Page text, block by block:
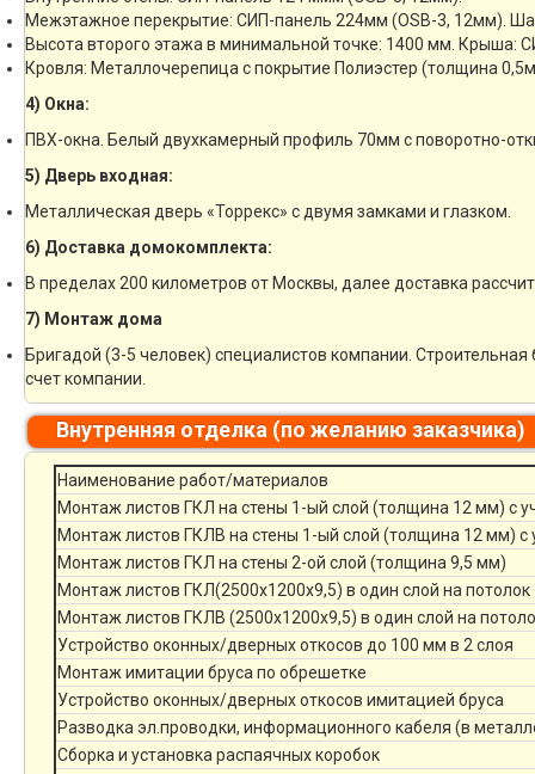
Межэтажное перекрытие: СИП-панель 224мм (OSB-3, 12мм).
Высота второго этажа в минимальной точке: 1400 мм. Крыша:
Кровля: Металлочерепица с покрытие Полиэстер (толщина
4) Окна:
ПВХ-окна. Белый двухкамерный профиль 70мм с поворотно-
5) Дверь входная:
Металлическая дверь «Торрекс» с двумя замками и глазком.
6) Доставка домокомплекта:
В пределах 200 километров от Москвы, далее доставка
7) Монтаж дома
Бригадой (3-5 человек) специалистов компании.
счет компании.
Внутренняя отделка (по желанию заказчика)
Наименование работ/материалов
Монтаж листов ГКЛ на стены 1-ый слой (толщина 12 мм) с
Монтаж листов ГКЛВ на стены 1-ый слой (толщина 12 мм) с
Монтаж листов ГКЛ на стены 2-ой слой (толщина 9,5 мм)
Монтаж листов ГКЛ(2500х1200х9,5) в один слой на потолок
Монтаж листов ГКЛВ (2500х1200х9,5) в один слой на
Устройство оконных/дверных откосов до 100 мм в 2 слоя
Монтаж имитации бруса по обрешетке
Устройство оконных/дверных откосов имитацией бруса
Разводка эл.проводки, информационного кабеля (в
Сборка и установка распаячных коробок